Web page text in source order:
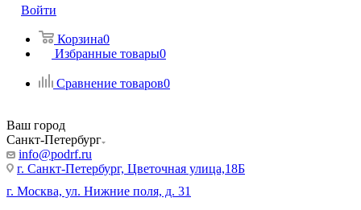
Войти
Корзина0
Избранные товары0
Сравнение товаров0
Ваш город
Санкт-Петербург
info@podrf.ru
г. Санкт-Петербург, Цветочная улица,18Б
г. Москва, ул. Нижние поля, д. 31